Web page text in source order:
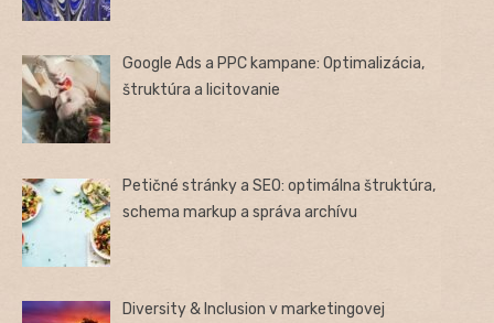
Google Ads a PPC kampane: Optimalizácia,
štruktúra a licitovanie
Petičné stránky a SEO: optimálna štruktúra,
schema markup a správa archívu
Diversity & Inclusion v marketingovej